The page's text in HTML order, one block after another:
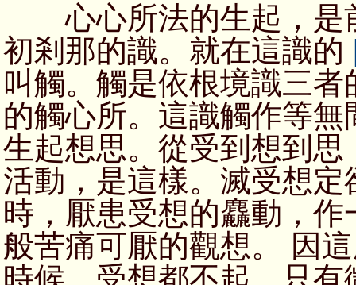
心心所法的生起，是
初剎那的識。就在這識的
叫觸。觸是依根境識三
的觸心所。這識觸作等
生起想思。從受到想到
活動，是這樣。滅受想
時，厭患受想的麤動，
般苦痛可厭的觀想。 因